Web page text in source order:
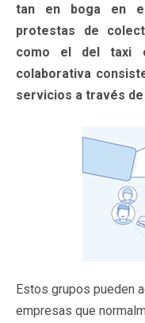
tan en boga en
protestas de
como el del taxi
colaborativa
servicios a través
Estos grupos pueden
empresas que